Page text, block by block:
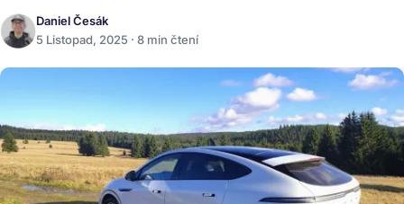
Daniel Česák
5 Listopad, 2025 · 8 min čtení